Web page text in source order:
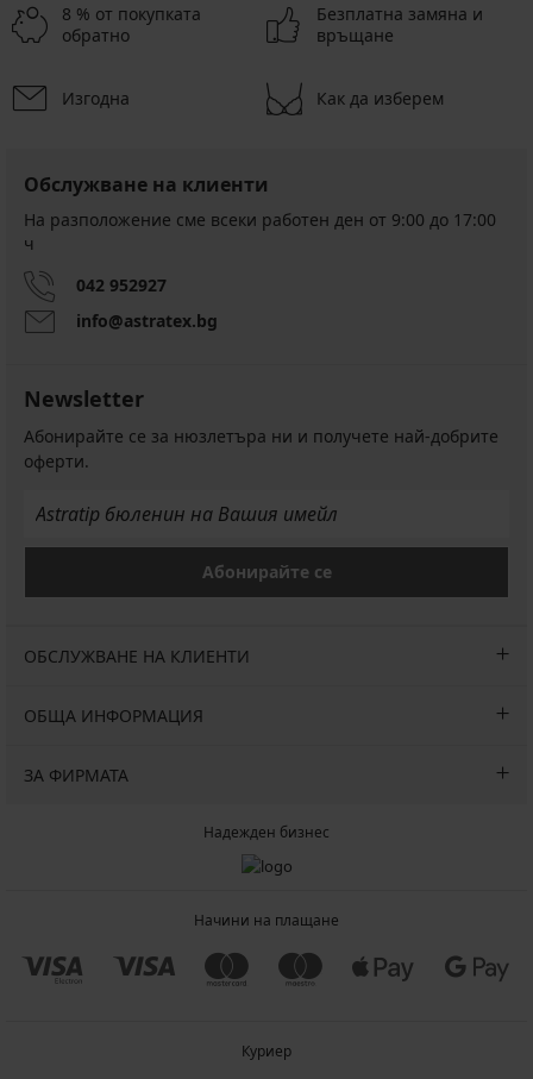
8 % от покупката
обратно
Безплатна замяна и
връщане
Изгодна Как да изберем
Обслужване на клиенти
На разположение сме всеки работен ден от 9:00 до 17:00
ч
042 952927
info@astratex.bg
Newsletter
Абонирайте се за нюзлетъра ни и получете най-добрите
оферти.
Абонирайте се
ОБСЛУЖВАНЕ НА КЛИЕНТИ
ОБЩА ИНФОРМАЦИЯ
ЗА ФИРМАТА
Надежден бизнес
Начини на плащане
Куриер